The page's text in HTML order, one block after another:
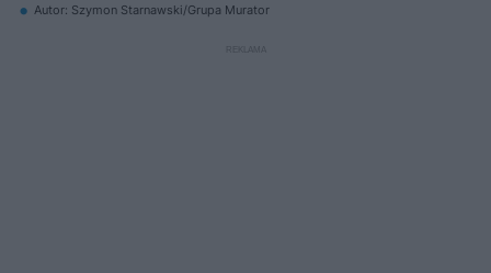
Autor: Szymon Starnawski/Grupa Murator